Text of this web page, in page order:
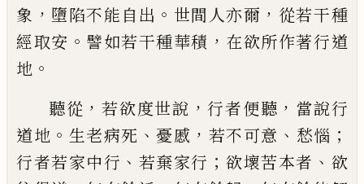
象 ， 墮陷不能自出 。 世間人亦爾 ， 從若干種
經取安 。 譬如若干種華積 ， 在欲所作著行道
地 。
聽從 ，若欲度世說 ，行者便聽 ， 當說行
道地 。 生老病死 、憂慼 ， 若不可意 、 愁惱 ；
行者若家中行 、 若棄家行 ； 欲壞苦本者 、 欲